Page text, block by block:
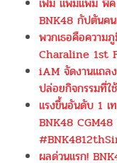
BNK48 กัปตันคน
พวกเธอคือความ
Charaline 1st
iAM จัดงานแถล
ปล่อยกิจกรรมที่ใ
แรงขึ้นอันดับ 1 เ
BNK48 CGM48
ผลด่วนแรก!